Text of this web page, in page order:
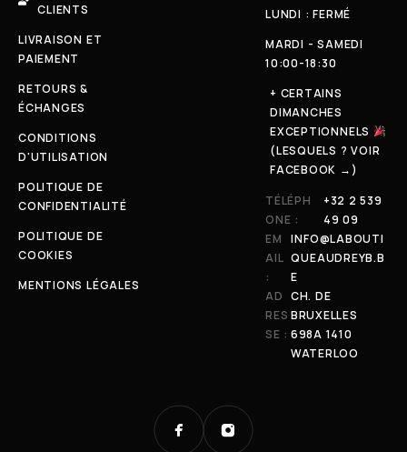
CLIENTS
LIVRAISON ET
PAIEMENT
RETOURS &
ÉCHANGES
CONDITIONS
D'UTILISATION
POLITIQUE DE
CONFIDENTIALITÉ
POLITIQUE DE
COOKIES
MENTIONS LÉGALES
LUNDI : FERMÉ
MARDI - SAMEDI
10:00-18:30
+ CERTAINS
DIMANCHES
EXCEPTIONNELS
(LESQUELS ? VOIR
FACEBOOK →)
TÉLÉPH
ONE :
+32 2 539
49 09
EM
AIL
:
INFO@LABOUTI
QUEAUDREYB.B
E
AD
RES
SE :
CH. DE
BRUXELLES
698A 1410
WATERLOO